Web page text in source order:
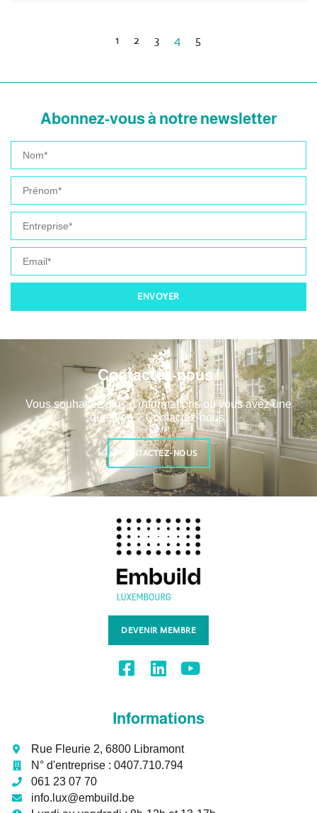
1 2 3 4 5
Contactez-nous !
Vous souhaitez plus d’informations ou vous avez une
question ? Contactez-nous.
CONTACTEZ-NOUS
Abonnez-vous à notre newsletter
ENVOYER
DEVENIR MEMBRE
Informations
Rue Fleurie 2, 6800 Libramont
N° d'entreprise : 0407.710.794
061 23 07 70
info.lux@embuild.be